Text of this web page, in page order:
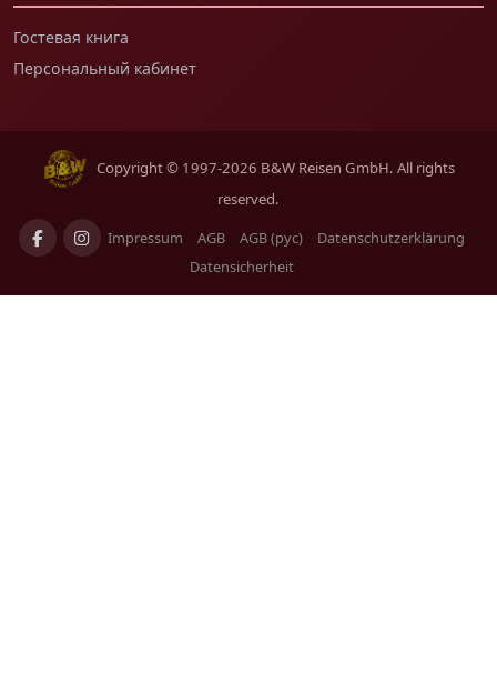
Гостевая книга
Персональный кабинет
Copyright © 1997-2026 B&W Reisen GmbH. All rights
reserved.
Impressum
AGB AGB (рус)
Datenschutzerklärung
Datensicherheit